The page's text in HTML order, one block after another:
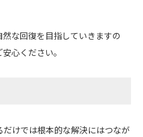
な回復を目指していきますの
心ください。
けでは根本的な解決にはつなが